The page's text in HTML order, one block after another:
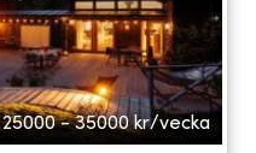
25000 - 35000 kr/vecka